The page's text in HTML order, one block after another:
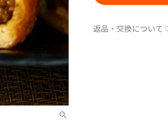
返品・交換について